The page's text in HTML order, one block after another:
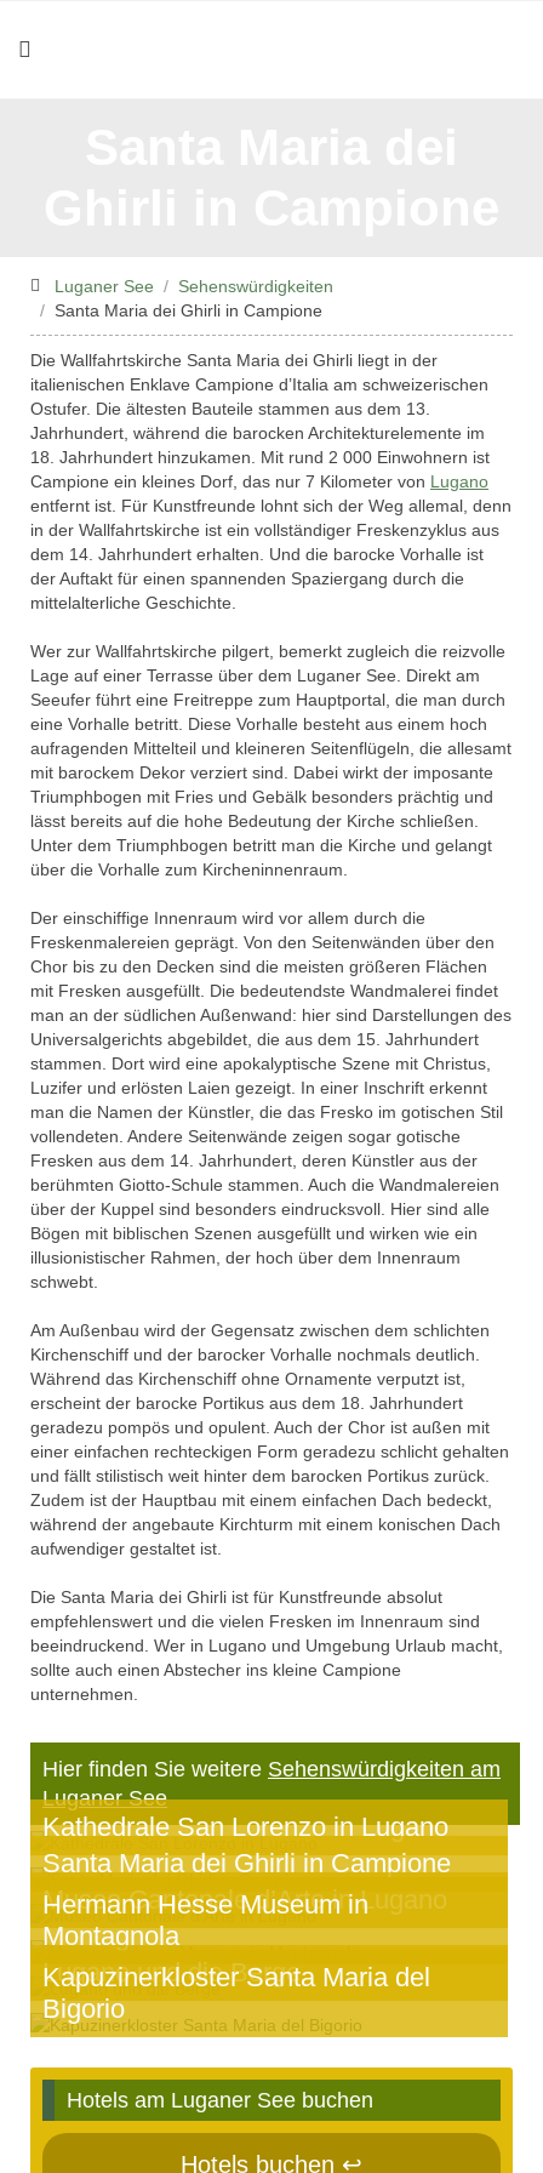
Luganer See
Sehenswürdigkeiten
Santa Maria dei Ghirli in Campione
Die Wallfahrtskirche Santa Maria dei Ghirli liegt in der
italienischen Enklave Campione d’Italia am schweizerischen
Ostufer. Die ältesten Bauteile stammen aus dem 13.
Jahrhundert, während die barocken Architekturelemente im
18. Jahrhundert hinzukamen. Mit rund 2 000 Einwohnern ist
Campione ein kleines Dorf, das nur 7 Kilometer von Lugano
entfernt ist. Für Kunstfreunde lohnt sich der Weg allemal, denn
in der Wallfahrtskirche ist ein vollständiger Freskenzyklus aus
dem 14. Jahrhundert erhalten. Und die barocke Vorhalle ist
der Auftakt für einen spannenden Spaziergang durch die
mittelalterliche Geschichte.
Wer zur Wallfahrtskirche pilgert, bemerkt zugleich die reizvolle
Lage auf einer Terrasse über dem Luganer See. Direkt am
Seeufer führt eine Freitreppe zum Hauptportal, die man durch
eine Vorhalle betritt. Diese Vorhalle besteht aus einem hoch
aufragenden Mittelteil und kleineren Seitenflügeln, die allesamt
mit barockem Dekor verziert sind. Dabei wirkt der imposante
Triumphbogen mit Fries und Gebälk besonders prächtig und
lässt bereits auf die hohe Bedeutung der Kirche schließen.
Unter dem Triumphbogen betritt man die Kirche und gelangt
über die Vorhalle zum Kircheninnenraum.
Der einschiffige Innenraum wird vor allem durch die
Freskenmalereien geprägt. Von den Seitenwänden über den
Chor bis zu den Decken sind die meisten größeren Flächen
mit Fresken ausgefüllt. Die bedeutendste Wandmalerei findet
man an der südlichen Außenwand: hier sind Darstellungen des
Universalgerichts abgebildet, die aus dem 15. Jahrhundert
stammen. Dort wird eine apokalyptische Szene mit Christus,
Luzifer und erlösten Laien gezeigt. In einer Inschrift erkennt
man die Namen der Künstler, die das Fresko im gotischen Stil
vollendeten. Andere Seitenwände zeigen sogar gotische
Fresken aus dem 14. Jahrhundert, deren Künstler aus der
berühmten Giotto-Schule stammen. Auch die Wandmalereien
über der Kuppel sind besonders eindrucksvoll. Hier sind alle
Bögen mit biblischen Szenen ausgefüllt und wirken wie ein
illusionistischer Rahmen, der hoch über dem Innenraum
schwebt.
Am Außenbau wird der Gegensatz zwischen dem schlichten
Kirchenschiff und der barocker Vorhalle nochmals deutlich.
Während das Kirchenschiff ohne Ornamente verputzt ist,
erscheint der barocke Portikus aus dem 18. Jahrhundert
geradezu pompös und opulent. Auch der Chor ist außen mit
einer einfachen rechteckigen Form geradezu schlicht gehalten
und fällt stilistisch weit hinter dem barocken Portikus zurück.
Zudem ist der Hauptbau mit einem einfachen Dach bedeckt,
während der angebaute Kirchturm mit einem konischen Dach
aufwendiger gestaltet ist.
Die Santa Maria dei Ghirli ist für Kunstfreunde absolut
empfehlenswert und die vielen Fresken im Innenraum sind
beeindruckend. Wer in Lugano und Umgebung Urlaub macht,
sollte auch einen Abstecher ins kleine Campione
unternehmen.
Hier finden Sie weitere Sehenswürdigkeiten am
Luganer See
Kathedrale San Lorenzo in Lugano
Santa Maria dei Ghirli in Campione
Museo Cantonale d’Arte in Lugano
Hermann Hesse Museum in
Montagnola
Lugano und die Berge
Kapuzinerkloster Santa Maria del
Bigorio
Hotels am Luganer See buchen
Hotels buchen ↩